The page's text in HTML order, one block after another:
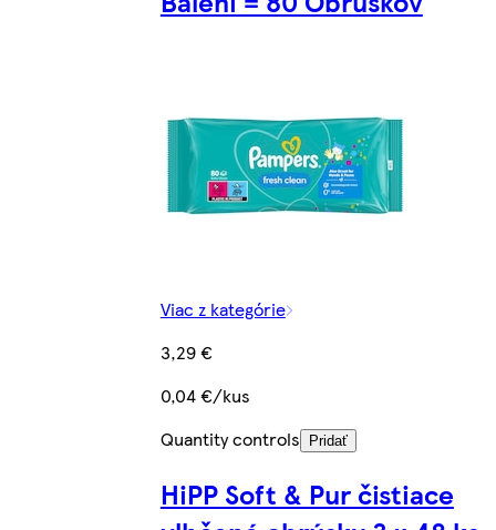
Viac z kategórie
3,29 €
0,04 €/kus
Quantity controls
Pridať
HiPP Soft & Pur čistiace